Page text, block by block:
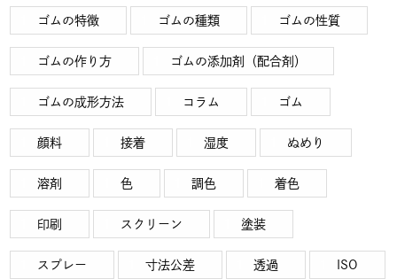
ゴムの特徴 ゴムの種類 ゴムの性質
ゴムの作り方 ゴムの添加剤（配合剤）
ゴムの成形方法 コラム ゴム
顔料 接着 湿度 ぬめり
溶剤 色 調色 着色
印刷 スクリーン 塗装
スプレー 寸法公差 透過 ISO